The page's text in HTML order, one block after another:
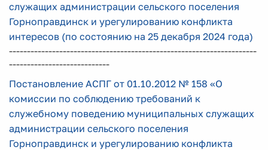
служащих администрации сельского поселения
Горноправдинск и урегулированию конфликта
интересов (по состоянию на 25 декабря 2024 года)
---------------------------------------------------------------------
----------------------------
Постановление АСПГ от 01.10.2012 № 158 «О
комиссии по соблюдению требований к
служебному поведению муниципальных служащих
администрации сельского поселения
Горноправдинск и урегулированию конфликта